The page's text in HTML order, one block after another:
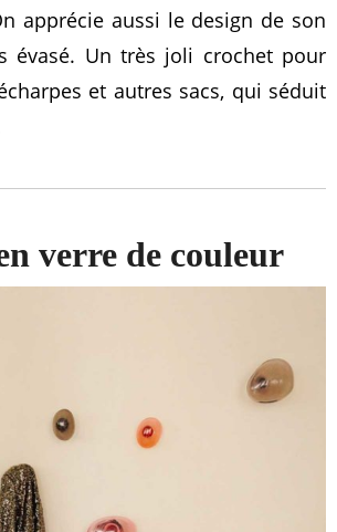
apprécie aussi le design de son
évasé. Un très joli crochet pour
et autres sacs, qui séduit
verre de couleur